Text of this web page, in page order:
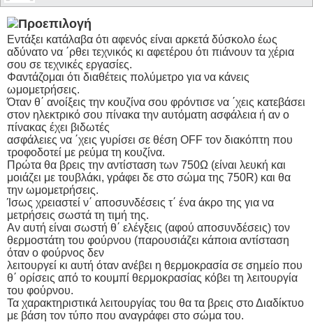
Εντάξει κατάλαβα ότι αφενός είναι αρκετά δύσκολο έως
αδύνατο να ΄ρθει τεχνικός κι αφετέρου ότι πιάνουν τα χέρια
σου σε τεχνικές εργασίες.
Φαντάζομαι ότι διαθέτεις πολύμετρο για να κάνεις
ωμομετρήσεις.
Όταν θ΄ ανοίξεις την κουζίνα σου φρόντισε να ΄χεις κατεβάσει
στον ηλεκτρικό σου πίνακα την αυτόματη ασφάλεια ή αν ο
πίνακας έχει βιδωτές
ασφάλειες να ΄χεις γυρίσει σε θέση OFF τον διακόπτη που
τροφοδοτεί με ρεύμα τη κουζίνα.
Πρώτα θα βρεις την αντίσταση των 750Ω (είναι λευκή και
μοιάζει με τουβλάκι, γράφει δε στο σώμα της 750R) και θα
την ωμομετρήσεις.
Ίσως χρειαστεί ν΄ αποσυνδέσεις τ΄ ένα άκρο της για να
μετρήσεις σωστά τη τιμή της.
Αν αυτή είναι σωστή θ΄ ελέγξεις (αφού αποσυνδέσεις) τον
θερμοστάτη του φούρνου (παρουσιάζει κάποια αντίσταση
όταν ο φούρνος δεν
λειτουργεί κι αυτή όταν ανέβει η θερμοκρασία σε σημείο που
θ΄ ορίσεις από το κουμπί θερμοκρασίας κόβει τη λειτουργία
του φούρνου.
Τα χαρακτηριστικά λειτουργίας του θα τα βρεις στο Διαδίκτυο
με βάση τον τύπο που αναγράφει στο σώμα του.